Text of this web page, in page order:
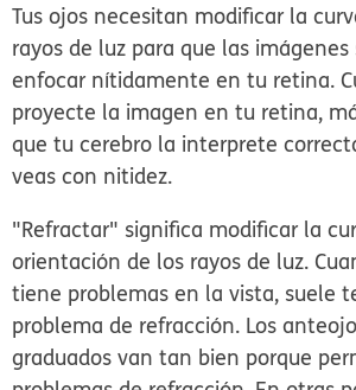
Tus ojos necesitan modificar la
rayos de luz para que las imágenes
enfocar nítidamente en tu retina.
proyecte la imagen en tu retina,
que tu cerebro la interprete
veas con nitidez.
"Refractar" significa modificar la
orientación de los rayos de luz.
tiene problemas en la vista, suele
problema de refracción. Los
graduados van tan bien porque